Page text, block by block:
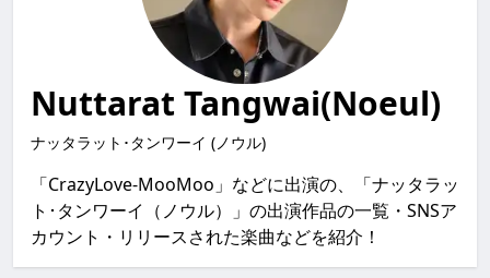
Nuttarat Tangwai(Noeul)
ナッタラット･タンワーイ (ノウル)
「CrazyLove-MooMoo」などに出演の、「ナッタラッ
ト･タンワーイ（ノウル）」の出演作品の一覧・SNSア
カウント・リリースされた楽曲などを紹介！